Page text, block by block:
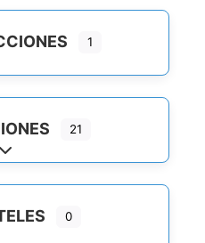
1
21
Ampliar sub-categorias
0